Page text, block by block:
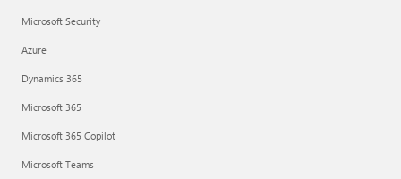
Microsoft Security
Azure
Dynamics 365
Microsoft 365
Microsoft 365 Copilot
Microsoft Teams